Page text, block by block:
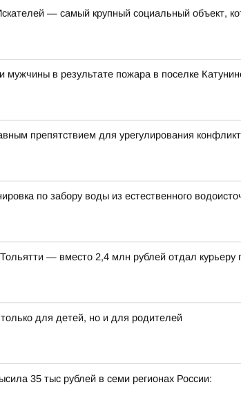
— самый крупный социальный объект,
мужчины в результате пожара в поселке
препятствием для урегулирования
по забору воды из естественного
— вместо 2,4 млн рублей отдал курьеру
для детей, но и для родителей
35 тыс рублей в семи регионах России: